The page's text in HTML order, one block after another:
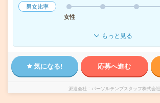
男女比率
女性
もっと見る
気になる! 応募へ進む
派遣会社 パーソルテンプスタッフ株式会社